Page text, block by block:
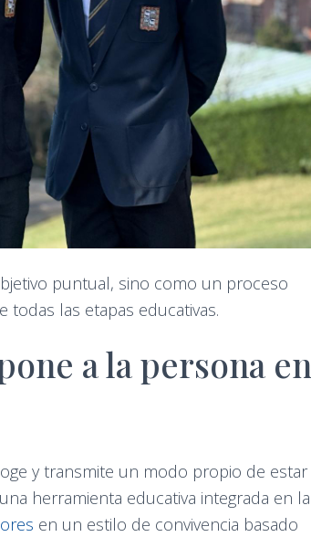
puntual, sino como un proceso
las etapas educativas.
a la persona en
y transmite un modo propio de estar
herramienta educativa integrada en la
en un estilo de convivencia basado